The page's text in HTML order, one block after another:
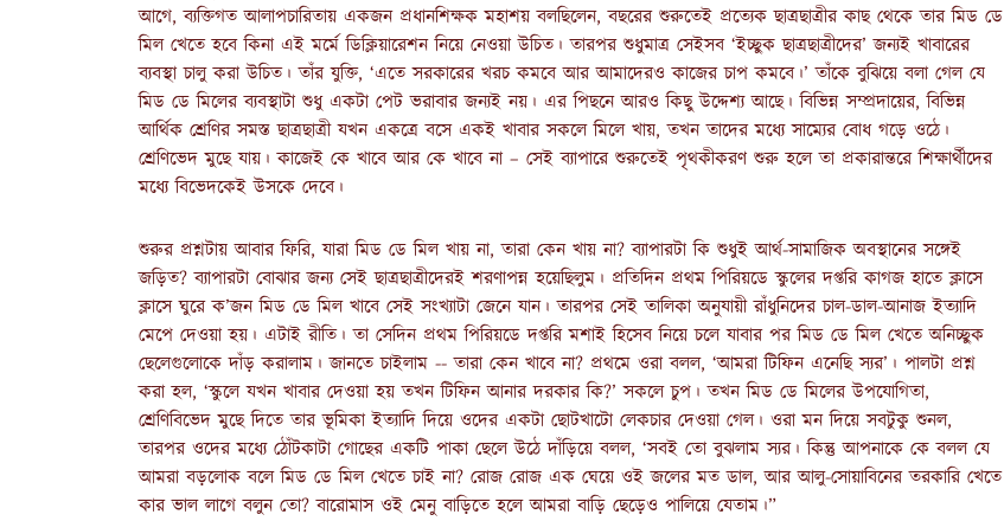
আগে, ব্যক্তিগত আলাপচারিতায় একজন প্রধানশিক্ষক মহাশয় বলছিলেন, বছরের শুরুতেই প্রত্যেক ছাত্রছাত্রীর কাছ থেকে তার মিড ডে
মিল খেতে হবে কিনা এই মর্মে ডিক্লিয়ারেশন নিয়ে নেওয়া উচিত। তারপর শুধুমাত্র সেইসব ‘ইচ্ছুক ছাত্রছাত্রীদের’ জন্যই খাবারের
ব্যবস্থা চালু করা উচিত। তাঁর যুক্তি, ‘এতে সরকারের খরচ কমবে আর আমাদেরও কাজের চাপ কমবে।’ তাঁকে বুঝিয়ে বলা গেল যে
মিড ডে মিলের ব্যবস্থাটা শুধু একটা পেট ভরাবার জন্যই নয়। এর পিছনে আরও কিছু উদ্দেশ্য আছে। বিভিন্ন সম্প্রদায়ের, বিভিন্ন
আর্থিক শ্রেণির সমস্ত ছাত্রছাত্রী যখন একত্রে বসে একই খাবার সকলে মিলে খায়, তখন তাদের মধ্যে সাম্যের বোধ গড়ে ওঠে।
শ্রেণিভেদ মুছে যায়। কাজেই কে খাবে আর কে খাবে না – সেই ব্যাপারে শুরুতেই পৃথকীকরণ শুরু হলে তা প্রকারান্তরে শিক্ষার্থীদের
মধ্যে বিভেদকেই উসকে দেবে।
শুরুর প্রশ্নটায় আবার ফিরি, যারা মিড ডে মিল খায় না, তারা কেন খায় না? ব্যাপারটা কি শুধুই আর্থ-সামাজিক অবস্থানের সঙ্গেই
জড়িত? ব্যাপারটা বোঝার জন্য সেই ছাত্রছাত্রীদেরই শরণাপন্ন হয়েছিলুম। প্রতিদিন প্রথম পিরিয়ডে স্কুলের দপ্তরি কাগজ হাতে ক্লাসে
ক্লাসে ঘুরে ক’জন মিড ডে মিল খাবে সেই সংখ্যাটা জেনে যান। তারপর সেই তালিকা অনুযায়ী রাঁধুনিদের চাল-ডাল-আনাজ ইত্যাদি
মেপে দেওয়া হয়। এটাই রীতি। তা সেদিন প্রথম পিরিয়ডে দপ্তরি মশাই হিসেব নিয়ে চলে যাবার পর মিড ডে মিল খেতে অনিচ্ছুক
ছেলেগুলোকে দাঁড় করালাম। জানতে চাইলাম -- তারা কেন খাবে না? প্রথমে ওরা বলল, ‘আমরা টিফিন এনেছি স্যর’। পালটা প্রশ্ন
করা হল, ‘স্কুলে যখন খাবার দেওয়া হয় তখন টিফিন আনার দরকার কি?’ সকলে চুপ। তখন মিড ডে মিলের উপযোগিতা,
শ্রেণিবিভেদ মুছে দিতে তার ভূমিকা ইত্যাদি দিয়ে ওদের একটা ছোটখাটো লেকচার দেওয়া গেল। ওরা মন দিয়ে সবটুকু শুনল,
তারপর ওদের মধ্যে ঠোঁটকাটা গোছের একটি পাকা ছেলে উঠে দাঁড়িয়ে বলল, ‘সবই তো বুঝলাম স্যর। কিন্তু আপনাকে কে বলল যে
আমরা বড়লোক বলে মিড ডে মিল খেতে চাই না? রোজ রোজ এক ঘেয়ে ওই জলের মত ডাল, আর আলু-সোয়াবিনের তরকারি খেতে
কার ভাল লাগে বলুন তো? বারোমাস ওই মেনু বাড়িতে হলে আমরা বাড়ি ছেড়েও পালিয়ে যেতাম।”